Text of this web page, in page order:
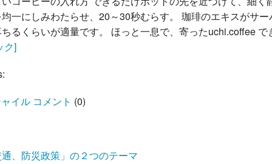
一にしみわたらせ、20～30秒むらす。 珈琲のエキスがサー
るくらいが適量です。 ほっと一息で、寄ったuchi.coffee で
ク]
イル コメント (0)
、防災政策」の２つのテーマ